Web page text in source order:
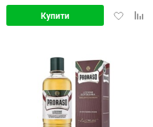
Додати
Купити